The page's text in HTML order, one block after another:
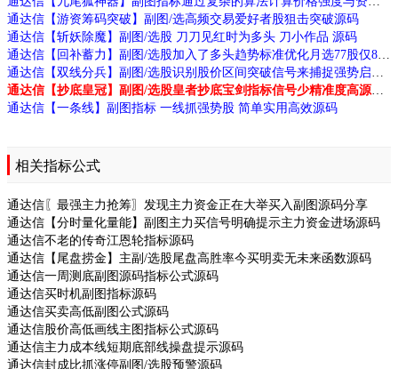
通达信【游资筹码突破】副图/选高频交易爱好者股狙击突破源码
通达信【斩妖除魔】副图/选股 刀刀见红时为多头 刀小作品 源码
通达信【一条线】副图指标 一线抓强势股 简单实用高效源码
相关指标公式
通达信〖最强主力抢筹〗发现主力资金正在大举买入副图源码分享
通达信【分时量化量能】副图主力买信号明确提示主力资金进场源码
通达信不老的传奇江恩轮指标源码
通达信【尾盘捞金】主副/选股尾盘高胜率今买明卖无未来函数源码
通达信一周测底副图源码指标公式源码
通达信买时机副图指标源码
通达信买卖高低副图公式源码
通达信股价高低画线主图指标公式源码
通达信主力成本线短期底部线操盘提示源码
通达信封成比抓涨停副图/选股预警源码